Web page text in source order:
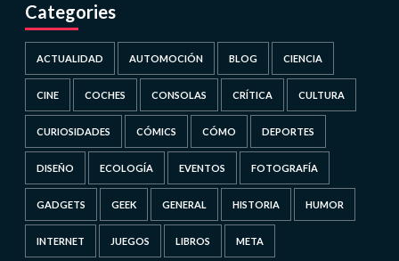
Categories
ACTUALIDAD AUTOMOCIÓN BLOG CIENCIA
CINE COCHES CONSOLAS CRÍTICA CULTURA
CURIOSIDADES CÓMICS CÓMO DEPORTES
DISEÑO ECOLOGÍA EVENTOS FOTOGRAFÍA
GADGETS GEEK GENERAL HISTORIA HUMOR
INTERNET JUEGOS LIBROS META